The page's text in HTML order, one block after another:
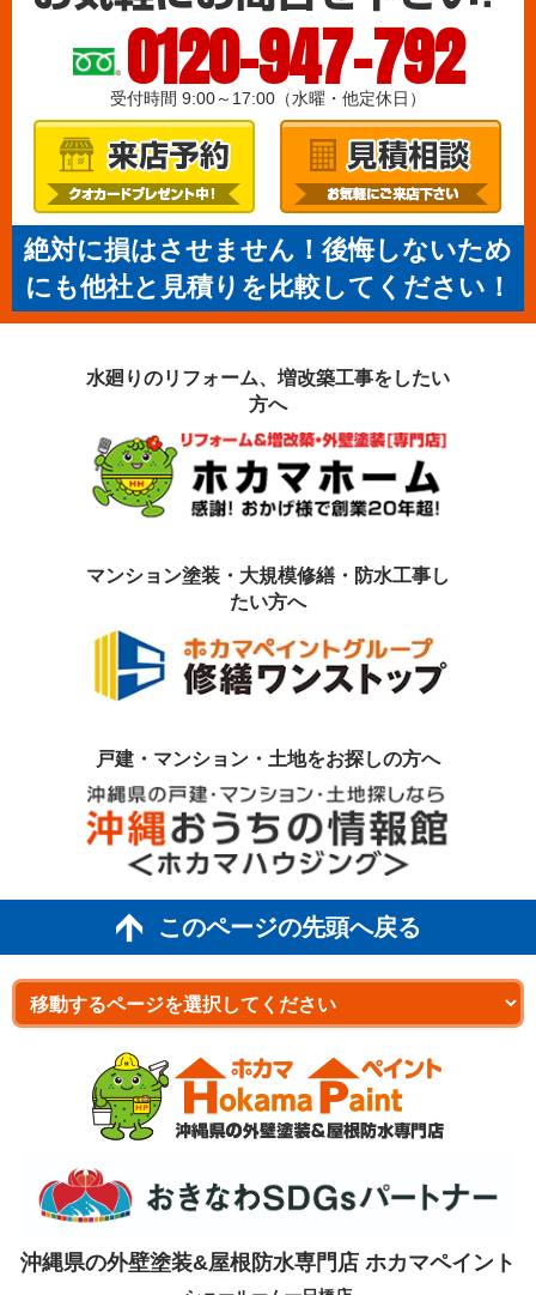
0120-947-792
受付時間 9:00～17:00（水曜・他定休日）
絶対に損はさせません！後悔しないため
にも他社と見積りを比較してください！
水廻りのリフォーム、増改築工事を したい
方へ
マンション塗装・大規模修繕・防水工事し
たい方へ
戸建・マンション・土地をお探しの方へ
このページの先頭へ戻る
沖縄県の外壁塗装&屋根防水専門店 ホカマペイント